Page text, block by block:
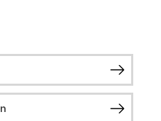
Bildhauerei an der
Bologna und im
an der
bei Prof.